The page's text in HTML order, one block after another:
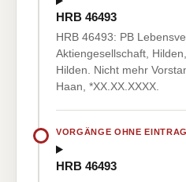
HRB 46493
HRB 46493: PB
Aktiengesellschaft,
Hilden. Nicht mehr
Haan, *XX.XX.XXXX.
VORGÄNGE OHNE
HRB 46493